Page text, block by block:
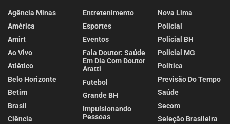
Agência Minas
América
Amirt
Ao Vivo
Atlético
Belo Horizonte
Betim
Brasil
Ciência
Entretenimento
Esportes
Eventos
Fala Doutor: Saúde
Em Dia Com Doutor
Aratti
Futebol
Grande BH
Impulsionando
Pessoas
Nova Lima
Policial
Policial BH
Policial MG
Politica
Previsão Do Tempo
Saúde
Secom
Seleção Brasileira